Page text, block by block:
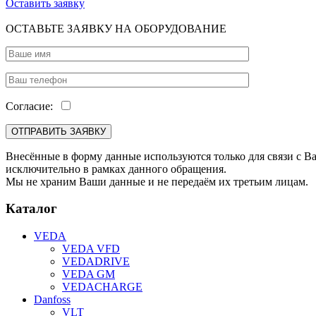
Оставить заявку
ОСТАВЬТЕ ЗАЯВКУ НА ОБОРУДОВАНИЕ
Согласие:
Внесённые в форму данные используются только для связи с
исключительно в рамках данного обращения.
Мы не храним Ваши данные и не передаём их третьим лицам.
Каталог
VEDA
VEDA VFD
VEDADRIVE
VEDA GM
VEDACHARGE
Danfoss
VLT